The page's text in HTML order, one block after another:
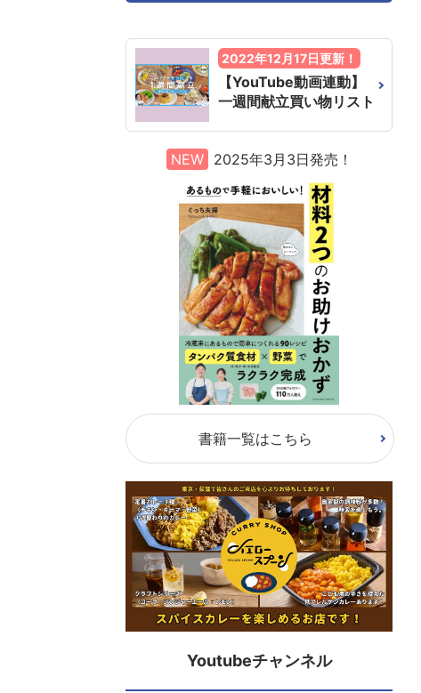
2022年12月17日更新！
【YouTube動画連動】
一週間献立買い物リスト
NEW 2025年3月3日発売！
書籍一覧はこちら
Youtubeチャンネル